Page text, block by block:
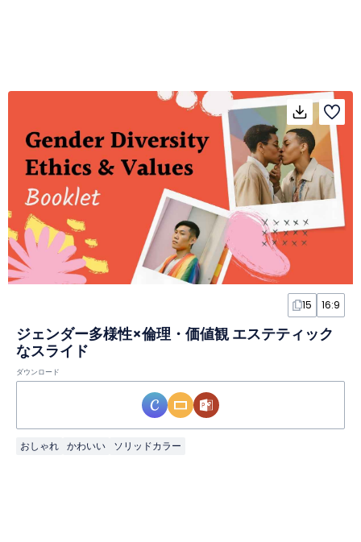
15 16:9
ジェンダー多様性×倫理・価値観 エステティック
なスライド
ダウンロード
おしゃれ かわいい ソリッドカラー